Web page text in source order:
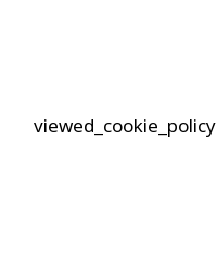
viewed_cookie_policy